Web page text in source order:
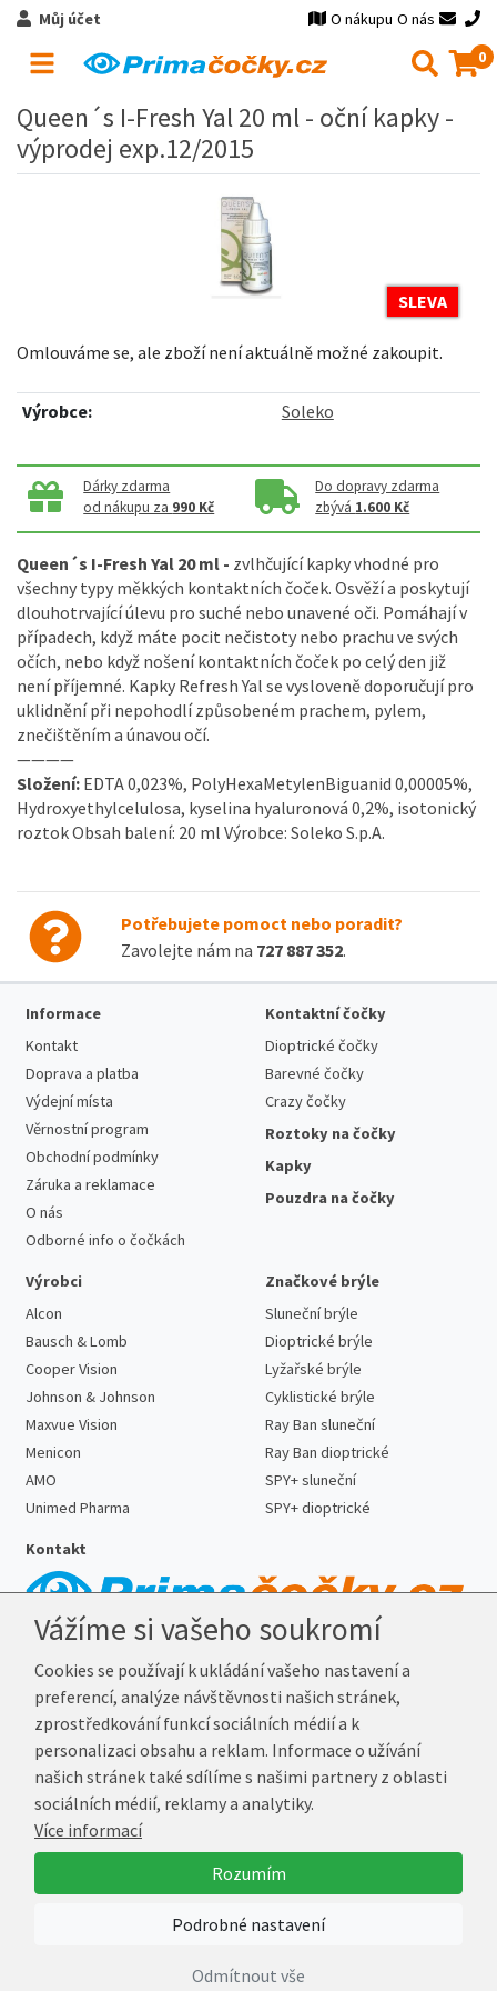
Můj účet O nákupu O nás
0
Queen´s I-Fresh Yal 20 ml - oční kapky -
výprodej exp.12/2015
SLEVA
Omlouváme se, ale zboží není aktuálně možné zakoupit.
Výrobce: Soleko
Dárky zdarma
od nákupu za 990 Kč
Do dopravy zdarma
zbývá 1.600 Kč
Queen´s I-Fresh Yal 20 ml - zvlhčující kapky vhodné pro
všechny typy měkkých kontaktních čoček. Osvěží a poskytují
dlouhotrvající úlevu pro suché nebo unavené oči. Pomáhají v
případech, když máte pocit nečistoty nebo prachu ve svých
očích, nebo když nošení kontaktních čoček po celý den již
není příjemné. Kapky Refresh Yal se vysloveně doporučují pro
uklidnění při nepohodlí způsobeném prachem, pylem,
znečištěním a únavou očí.
————
Složení: EDTA 0,023%, PolyHexaMetylenBiguanid 0,00005%,
Hydroxyethylcelulosa, kyselina hyaluronová 0,2%, isotonický
roztok Obsah balení: 20 ml Výrobce: Soleko S.p.A.
Potřebujete pomoct nebo poradit?
Zavolejte nám na 727 887 352.
Informace
Kontakt
Doprava a platba
Výdejní místa
Věrnostní program
Obchodní podmínky
Záruka a reklamace
O nás
Odborné info o čočkách
Kontaktní čočky
Dioptrické čočky
Barevné čočky
Crazy čočky
Roztoky na čočky
Kapky
Pouzdra na čočky
Výrobci
Alcon
Bausch & Lomb
Cooper Vision
Johnson & Johnson
Maxvue Vision
Menicon
AMO
Unimed Pharma
Značkové brýle
Sluneční brýle
Dioptrické brýle
Lyžařské brýle
Cyklistické brýle
Ray Ban sluneční
Ray Ban dioptrické
SPY+ sluneční
SPY+ dioptrické
Kontakt
E-mail:info@prima-cocky.cz
Reklamační adresa
Andrea Votavová
Revoluční 1017
290 01 Poděbrady
© 2026 Prima-Čočky.cz
VytvořilMarek Kebza
Vážíme si vašeho soukromí
Cookies se používají k ukládání vašeho nastavení a
preferencí, analýze návštěvnosti našich stránek,
zprostředkování funkcí sociálních médií a k
personalizaci obsahu a reklam. Informace o užívání
našich stránek také sdílíme s našimi partnery z oblasti
sociálních médií, reklamy a analytiky.
Více informací
Rozumím
Podrobné nastavení
Odmítnout vše